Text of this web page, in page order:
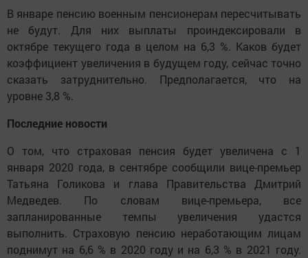
В январе пенсию военным пенсионерам пересчитывать
не будут. Для них выплаты проиндексировали в
октябре текущего года в целом на 6,3 %. Каков будет
коэффициент увеличения в будущем году, сейчас точно
сказать затруднительно. Предполагается, что на
уровне 3,8 %.
Последние новости
О том, что страховая пенсия будет увеличена с 1
января 2020 года, в сентябре сообщили вице-премьер
Татьяна Голикова и глава Правительства Дмитрий
Медведев. По словам вице-премьера, все
запланированные темпы увеличения удастся
выполнить. Страховую пенсию неработающим лицам
поднимут на 6,6 % в 2020 году и на 6,3 % в 2021 году.